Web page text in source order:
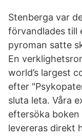
Stenberga var
förvandlades till
pyroman satte
En
world’s largest
efter
sluta leta. Våra
eftersöka
levereras direkt